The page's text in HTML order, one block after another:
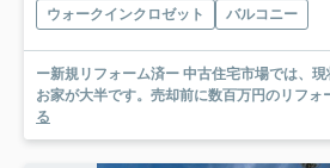
ウォークインクロゼット
バルコニー
ー新規リフォーム済ー 中古住宅市場では、
お家が大半です。売却前に数百万円のリフォ
る